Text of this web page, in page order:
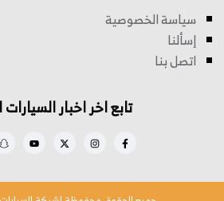
سياسة الخصوصية
إسألنا
اتصل بنا
تابع اخر اخبار